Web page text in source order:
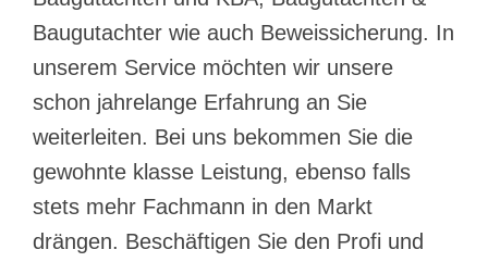
Baugutachter wie auch Beweissicherung. In
unserem Service möchten wir unsere
schon jahrelange Erfahrung an Sie
weiterleiten. Bei uns bekommen Sie die
gewohnte klasse Leistung, ebenso falls
stets mehr Fachmann in den Markt
drängen. Beschäftigen Sie den Profi und